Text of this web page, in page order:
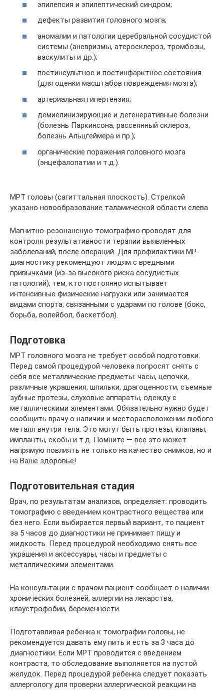
эпилепсия и эпилептический синдром;
дефекты развития головного мозга;
аномалии и патологии церебральной сосудистой
системы (аневризмы, атеросклероз, тромбозы,
васкулиты и др.);
постинсультное и постинфарктное состояния
(для оценки масштабов повреждения мозга);
артериальная гипертензия;
демиелинизирующие и дегенеративные болезни
(болезнь Паркинсона, рассеянный склероз,
болезнь Альцгеймера и пр.);
органические поражения головного мозга
(энцефалопатии и т.д.).
МРТ головы (сагиттальная плоскость). Стрелкой
указано новообразование таламической области слева
Магнитно-резонансную томографию проводят для
контроля результативности терапии выявленных
заболеваний, после операций. Для профилактики МР-
диагностику рекомендуют людям с вредными
привычками (из-за высокого риска сосудистых
патологий), тем, кто постоянно испытывает
интенсивные физические нагрузки или занимается
видами спорта, связанными с ударами по голове (бокс,
борьба, волейбол, баскетбол).
Подготовка
МРТ головного мозга не требует особой подготовки.
Перед самой процедурой человека попросят снять с
себя все металлические предметы: часы, цепочки,
различные украшения, шпильки, драгоценности, съемные
зубные протезы, слуховые аппараты, одежду с
металлическими элементами. Обязательно нужно будет
сообщить врачу о наличии и месторасположении любого
металл внутри тела. Это могут быть протезы, клапаны,
импланты, скобы и т.д. Помните — все это может
напрямую повлиять не только на качество снимков, но и
на Ваше здоровье!
Подготовительная стадия
Врач, по результатам анализов, определяет: проводить
томографию с введением контрастного вещества или
без него. Если выбирается первый вариант, то пациент
за 5 часов до диагностики не принимает пищу и
жидкость. Перед процедурой необходимо снять все
украшения и аксессуары, часы и предметы с
металлическими элементами.
На консультации с врачом пациент сообщает о наличии
хронических болезней, аллергии на лекарства,
клаустрофобии, беременности.
Подготавливая ребенка к томографии головы, не
рекомендуется давать ему пить и есть за 3 часа до
диагностики. Если МРТ проводится с введением
контраста, то обследование выполняется на пустой
желудок. Перед процедурой ребенка следует показать
аллергологу для проверки аллергической реакции на